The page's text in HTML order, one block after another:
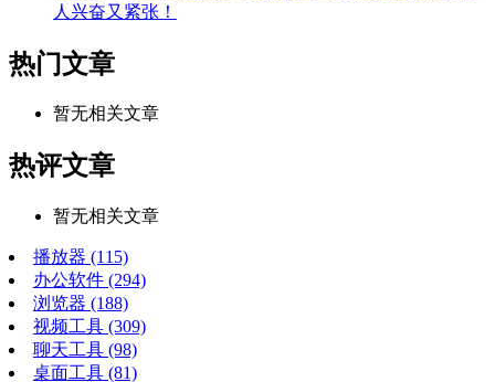
人兴奋又紧张！
热门文章
暂无相关文章
热评文章
暂无相关文章
播放器 (115)
办公软件 (294)
浏览器 (188)
视频工具 (309)
聊天工具 (98)
桌面工具 (81)